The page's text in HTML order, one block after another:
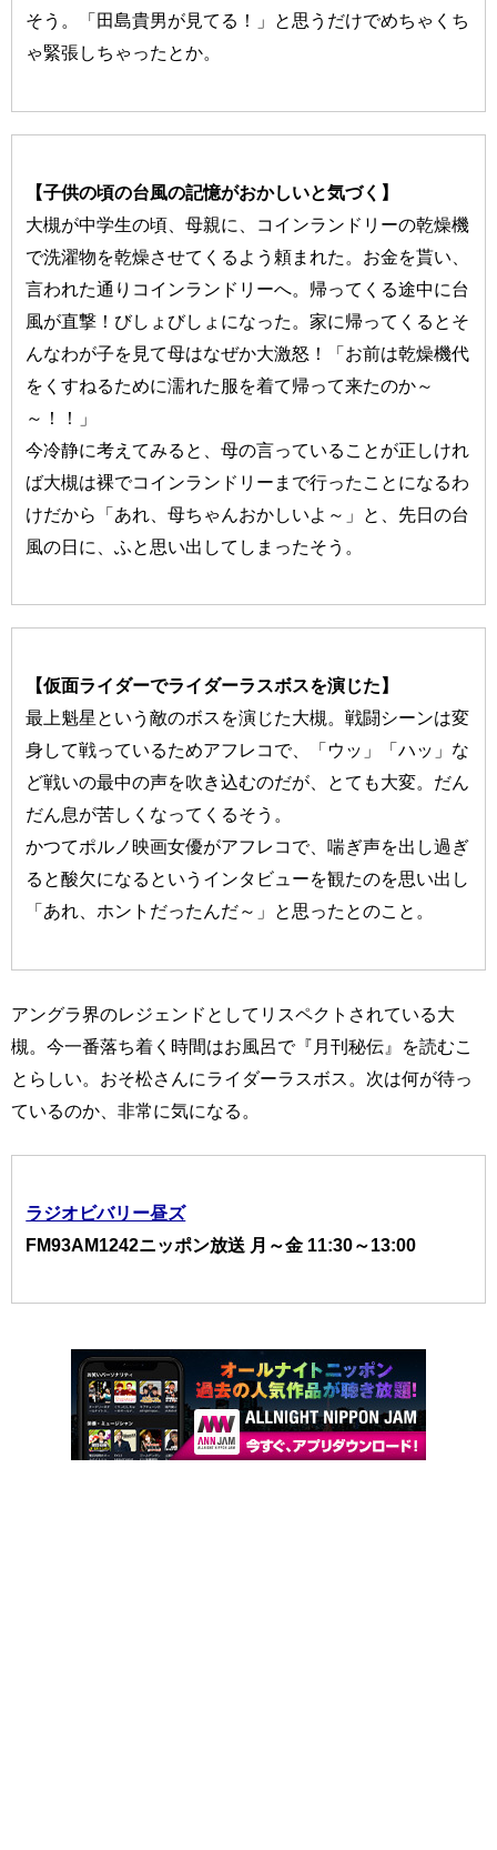
そう。「田島貴男が見てる！」と思うだけでめちゃくち
ゃ緊張しちゃったとか。
【子供の頃の台風の記憶がおかしいと気づく】
大槻が中学生の頃、母親に、コインランドリーの乾燥機
で洗濯物を乾燥させてくるよう頼まれた。お金を貰い、
言われた通りコインランドリーへ。帰ってくる途中に台
風が直撃！びしょびしょになった。家に帰ってくるとそ
んなわが子を見て母はなぜか大激怒！「お前は乾燥機代
をくすねるために濡れた服を着て帰って来たのか～
～！！」
今冷静に考えてみると、母の言っていることが正しけれ
ば大槻は裸でコインランドリーまで行ったことになるわ
けだから「あれ、母ちゃんおかしいよ～」と、先日の台
風の日に、ふと思い出してしまったそう。
【仮面ライダーでライダーラスボスを演じた】
最上魁星という敵のボスを演じた大槻。戦闘シーンは変
身して戦っているためアフレコで、「ウッ」「ハッ」な
ど戦いの最中の声を吹き込むのだが、とても大変。だん
だん息が苦しくなってくるそう。
かつてポルノ映画女優がアフレコで、喘ぎ声を出し過ぎ
ると酸欠になるというインタビューを観たのを思い出し
「あれ、ホントだったんだ～」と思ったとのこと。
アングラ界のレジェンドとしてリスペクトされている大
槻。今一番落ち着く時間はお風呂で『月刊秘伝』を読むこ
とらしい。おそ松さんにライダーラスボス。次は何が待っ
ているのか、非常に気になる。
ラジオビバリー昼ズ
FM93AM1242ニッポン放送 月～金 11:30～13:00